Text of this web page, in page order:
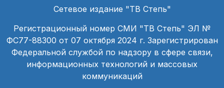
Сетевое издание "ТВ Степь"
Регистрационный номер СМИ "ТВ Степь" ЭЛ №
ФС77-88300 от 07 октября 2024 г. Зарегистрирован
Федеральной службой по надзору в сфере связи,
информационных технологий и массовых
коммуникаций